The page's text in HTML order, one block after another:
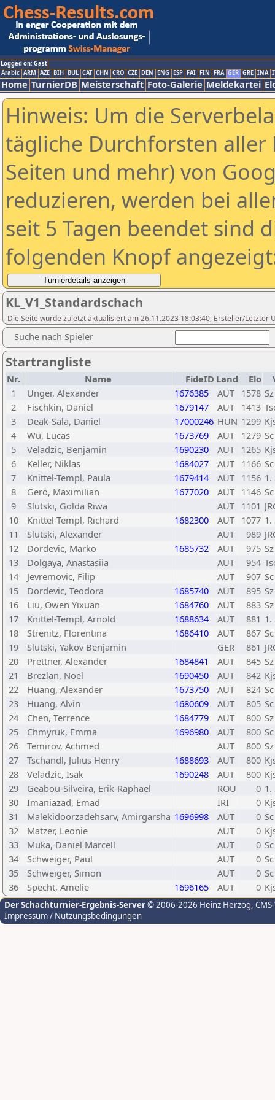
Logged on: Gast
Arabic ARM AZE BIH BUL CAT CHN CRO CZE DEN ENG ESP FAI FIN FRA GER GRE INA
Home TurnierDB Meisterschaft Foto-Galerie Meldekartei
Hinweis: Um die
tägliche Durchforsten aller
Seiten und mehr) von
reduzieren, werden bei
seit 5 Tagen beendet sind
folgenden Knopf
KL_V1_Standardschach
Die Seite wurde zuletzt aktualisiert am 26.11.2023 18:03:40, Ersteller/Letzter
Suche nach Spieler
Startrangliste
Nr. Name FideID Land Elo
1
Unger, Alexander 1676385 AUT 1578
2
Fischkin, Daniel 1679147 AUT 1413
3
Deak-Sala, Daniel 17000246 HUN 1299
4
Wu, Lucas 1673769 AUT 1279
5
Veladzic, Benjamin 1690230 AUT 1265
6
Keller, Niklas 1684027 AUT 1166
7
Knittel-Templ, Paula 1679414 AUT 1156 1.
8
Gerö, Maximilian 1677020 AUT 1146
9
Slutski, Golda Riwa AUT 1101
10
Knittel-Templ, Richard 1682300 AUT 1077 1.
11
Slutski, Alexander AUT 989
12
Dordevic, Marko 1685732 AUT 975
13
Dolgaya, Anastasiia AUT 954
14
Jevremovic, Filip AUT 907
15
Dordevic, Teodora 1685740 AUT 895
16
Liu, Owen Yixuan 1684760 AUT 883
17
Knittel-Templ, Arnold 1688634 AUT 881 1.
18
Strenitz, Florentina 1686410 AUT 867
19
Slutski, Yakov Benjamin GER 861
20
Prettner, Alexander 1684841 AUT 845
21
Brezlan, Noel 1690450 AUT 842
22
Huang, Alexander 1673750 AUT 824
23
Huang, Alvin 1680609 AUT 805
24
Chen, Terrence 1684779 AUT 800
25
Chmyruk, Emma 1696980 AUT 800
26
Temirov, Achmed AUT 800
27
Tschandl, Julius Henry 1688693 AUT 800
28
Veladzic, Isak 1690248 AUT 800
29
Geabou-Silveira, Erik-Raphael ROU 0 1.
30
Imaniazad, Emad IRI 0
31
Malekidoorzadehsarv, Amirgarsha 1696998 AUT 0
32
Matzer, Leonie AUT 0
33
Muka, Daniel Marcell AUT 0
34
Schweiger, Paul AUT 0
35
Schweiger, Simon AUT 0
36
Specht, Amelie 1696165 AUT 0
Der Schachturnier-Ergebnis-Server© 2006-2026 Heinz Herzog,
Impressum / Nutzungsbedingungen